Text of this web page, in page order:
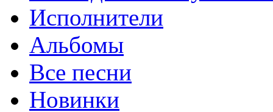
Исполнители
Альбомы
Все песни
Новинки